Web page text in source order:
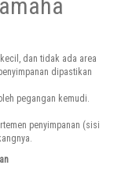
dan tidak ada area
dipastikan
pegangan kemudi.
penyimpanan (sisi